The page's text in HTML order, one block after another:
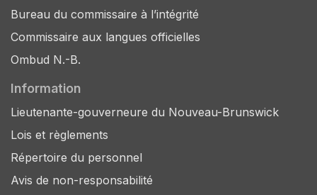
Bureau du commissaire à l’intégrité
Commissaire aux langues officielles
Ombud N.-B.
Information
Lieutenante-gouverneure du Nouveau-Brunswick
Lois et règlements
Répertoire du personnel
Avis de non-responsabilité